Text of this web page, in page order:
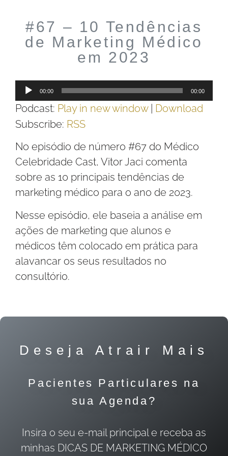
#67 – 10 Tendências
de Marketing Médico
em 2023
Tocador
de
áudio
00:00 00:00
Podcast: Play in new window| Download
Subscribe: RSS
No episódio de número #67 do Médico
Celebridade Cast, Vitor Jaci comenta
sobre as 10 principais tendências de
marketing médico para o ano de 2023.
Nesse episódio, ele baseia a análise em
ações de marketing que alunos e
médicos têm colocado em prática para
alavancar os seus resultados no
consultório.
Deseja Atrair Mais
Pacientes Particulares na
sua Agenda?
Insira o seu e-mail principal e receba as
minhas DICAS DE MARKETING MÉDICO